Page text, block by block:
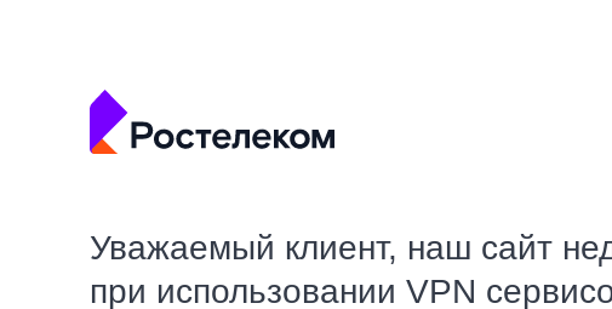
Уважаемый клиент, наш сайт
при использовании VPN